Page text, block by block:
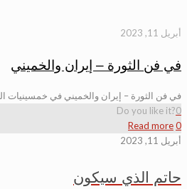
أبريل 11, 2023
في فن الثورة – إيران والخميني
في فن الثورة – إيران والخميني في خمسينيات
Do you like it?0
0
Read more
أبريل 11, 2023
حاتم الذي سيكون